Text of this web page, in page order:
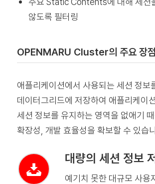
않도록 필터링
OPENMARU Cluster의 주요 장점
애플리케이션에서 사용되는 세션 정보
데이터그리드에 저장하여 애플리케이
세션 정보를 유지하는 영역을 없애기 때
확장성, 개발 효율성을 확보할 수 있습
대량의 세션 정보
예기치 못한 대규모 사용